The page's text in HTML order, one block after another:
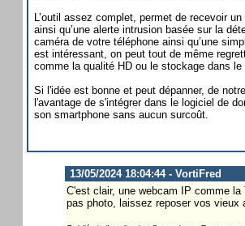
L’outil assez complet, permet de recevoir
ainsi qu’une alerte intrusion basée sur la
caméra de votre téléphone ainsi qu’une
est intéressant, on peut tout de même
comme la qualité HD ou le stockage dans le
Si l'idée est bonne et peut dépanner, de
l'avantage de s'intégrer dans le logiciel de
son smartphone sans aucun surcoût.
13/05/2024 18:04:44 - VortiFred
C'est clair, une webcam IP comme
pas photo, laissez reposer vos vieux